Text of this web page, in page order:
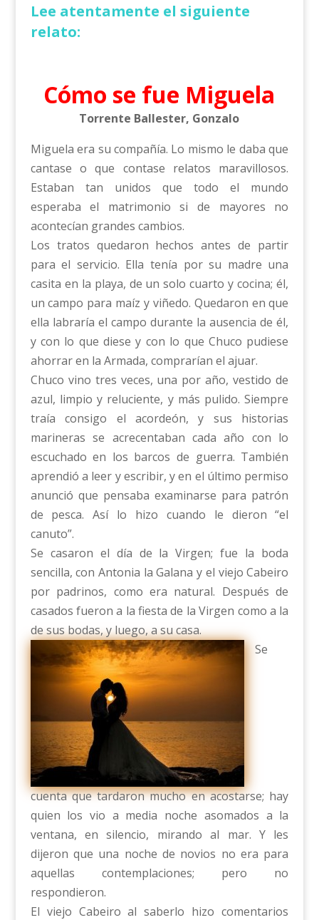
Lee atentamente el siguiente
relato:
Cómo se fue Miguela
Torrente Ballester, Gonzalo
Miguela era su compañía. Lo mismo le daba que
cantase o que contase relatos maravillosos.
Estaban tan unidos que todo el mundo
esperaba el matrimonio si de mayores no
acontecían grandes cambios.
Los tratos quedaron hechos antes de partir
para el servicio. Ella tenía por su madre una
casita en la playa, de un solo cuarto y cocina; él,
un campo para maíz y viñedo. Quedaron en que
ella labraría el campo durante la ausencia de él,
y con lo que diese y con lo que Chuco pudiese
ahorrar en la Armada, comprarían el ajuar.
Chuco vino tres veces, una por año, vestido de
azul, limpio y reluciente, y más pulido. Siempre
traía consigo el acordeón, y sus historias
marineras se acrecentaban cada año con lo
escuchado en los barcos de guerra. También
aprendió a leer y escribir, y en el último permiso
anunció que pensaba examinarse para patrón
de pesca. Así lo hizo cuando le dieron “el
canuto”.
Se casaron el día de la Virgen; fue la boda
sencilla, con Antonia la Galana y el viejo Cabeiro
por padrinos, como era natural. Después de
casados fueron a la fiesta de la Virgen como a la
de sus bodas, y luego, a su casa.
Se
cuenta que tardaron mucho en acostarse; hay
quien los vio a media noche asomados a la
ventana, en silencio, mirando al mar. Y les
dijeron que una noche de novios no era para
aquellas contemplaciones; pero no
respondieron.
El viejo Cabeiro al saberlo hizo comentarios